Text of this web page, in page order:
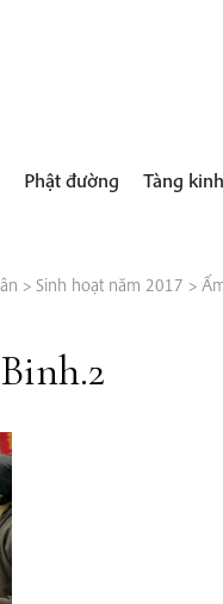
Phật đường Tàng
> Sinh hoạt năm 2017 >